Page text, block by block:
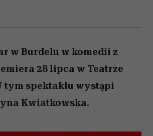
w Burdelu w komedii z
28 lipca w Teatrze
tym spektaklu wystąpi
Kwiatkowska.